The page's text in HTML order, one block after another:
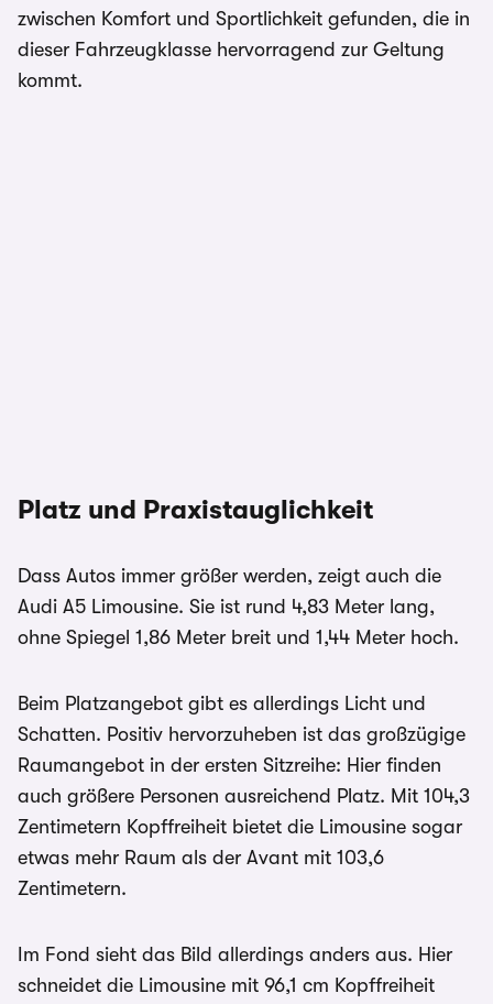
zwischen Komfort und Sportlichkeit gefunden, die in
dieser Fahrzeugklasse hervorragend zur Geltung
kommt.
Platz und Praxistauglichkeit
Dass Autos immer größer werden, zeigt auch die
Audi A5 Limousine. Sie ist rund 4,83 Meter lang,
ohne Spiegel 1,86 Meter breit und 1,44 Meter hoch.
Beim Platzangebot gibt es allerdings Licht und
Schatten. Positiv hervorzuheben ist das großzügige
Raumangebot in der ersten Sitzreihe: Hier finden
auch größere Personen ausreichend Platz. Mit 104,3
Zentimetern Kopffreiheit bietet die Limousine sogar
etwas mehr Raum als der Avant mit 103,6
Zentimetern.
Im Fond sieht das Bild allerdings anders aus. Hier
schneidet die Limousine mit 96,1 cm Kopffreiheit